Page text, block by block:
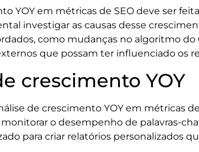
YOY em métricas de SEO deve ser
investigar as causas desse
como mudanças no algoritmo do
que possam ter influenciado os
crescimento YOY
de crescimento YOY em métricas
o desempenho de palavras-
para criar relatórios personalizados